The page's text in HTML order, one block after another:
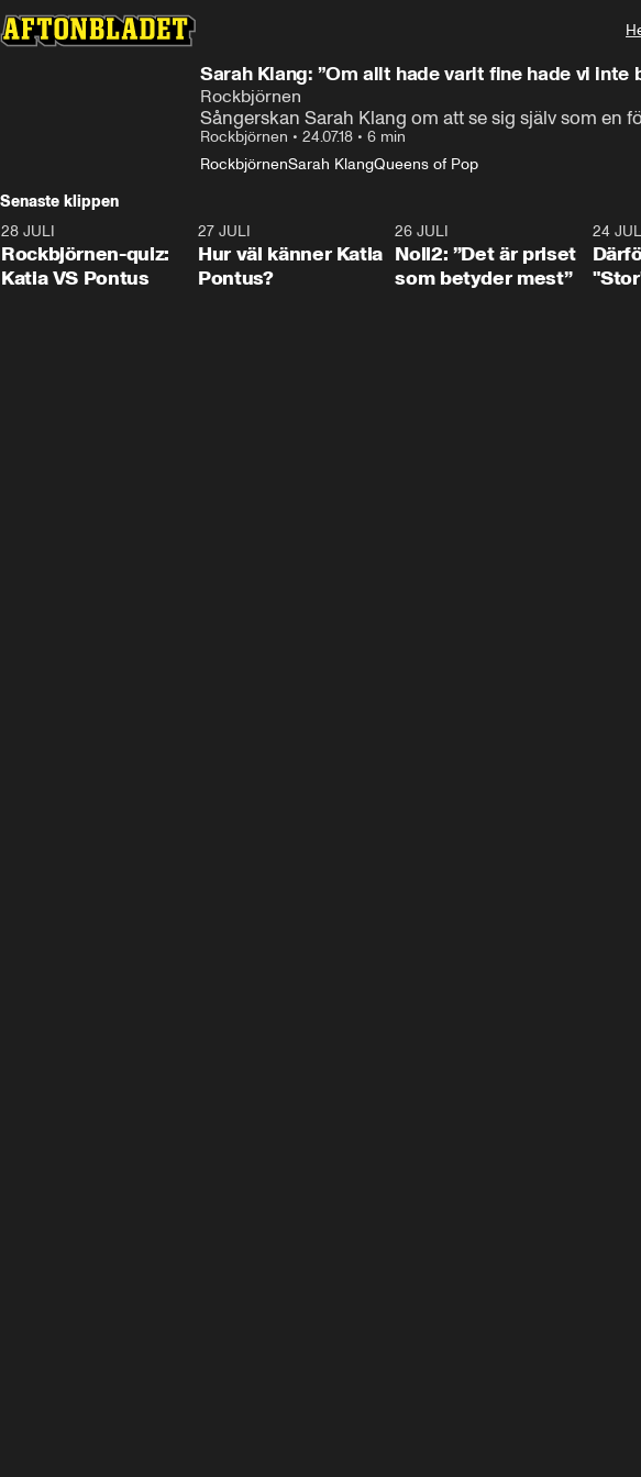
Sarah Klang: ”Om allt hade varit fine hade vi inte
Rockbjörnen
Sångerskan Sarah Klang om att se sig själv som en
Rockbjörnen • 24.07.18 • 6 min
RockbjörnenSarah KlangQueens of Pop
Senaste klippen
0:15
28 JULI
Rockbjörnen-quiz:
Katia VS Pontus
0:46
27 JULI
Hur väl känner Katia
Pontus?
26 JULI
Noll2: ”Det är priset
som betyder mest”
24